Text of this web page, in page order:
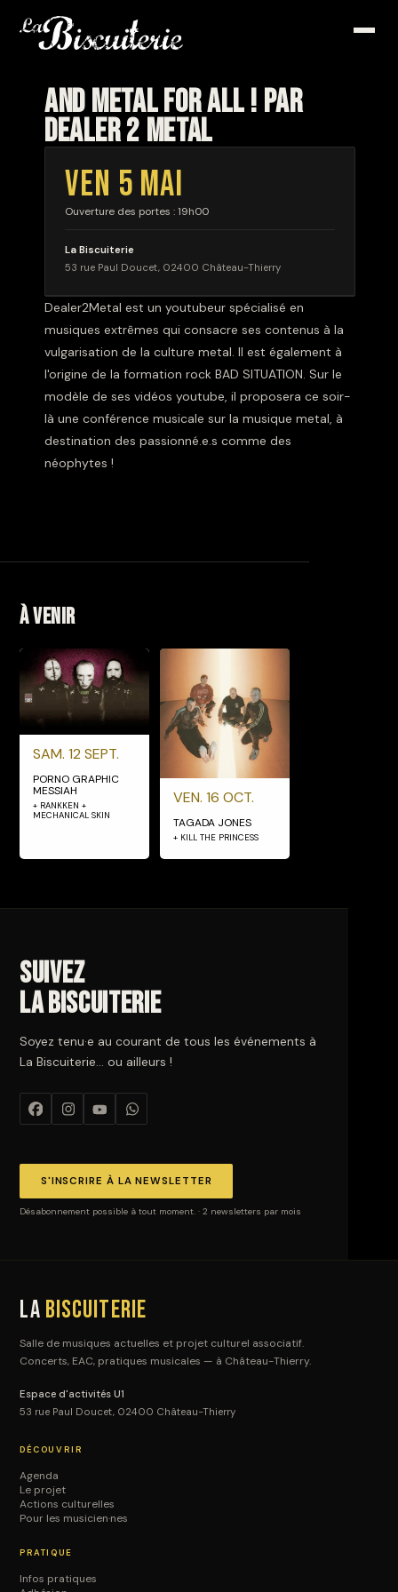
AND METAL FOR ALL ! PAR
DEALER 2 METAL
Dealer2Metal est un youtubeur spécialisé en
musiques extrêmes qui consacre ses contenus à la
vulgarisation de la culture metal. Il est également à
l'origine de la formation rock BAD SITUATION. Sur le
modèle de ses vidéos youtube, il proposera ce soir-
là une conférence musicale sur la musique metal, à
destination des passionné.e.s comme des
néophytes !
VEN 5 MAI
Ouverture des portes : 19h00
La Biscuiterie
53 rue Paul Doucet, 02400 Château-Thierry
À venir
SAM. 12 SEPT.
PORNO GRAPHIC
MESSIAH
+ RANKKEN +
MECHANICAL SKIN
VEN. 16 OCT.
TAGADA JONES
+ KILL THE PRINCESS
Suivez
La Biscuiterie
Soyez tenu·e au courant de tous les événements à
La Biscuiterie… ou ailleurs !
S'INSCRIRE À LA NEWSLETTER
Désabonnement possible à tout moment. · 2 newsletters par mois
La Biscuiterie
Salle de musiques actuelles et projet culturel associatif.
Concerts, EAC, pratiques musicales — à Château-Thierry.
Espace d'activités U1
53 rue Paul Doucet, 02400 Château-Thierry
DÉCOUVRIR
Agenda
Le projet
Actions culturelles
Pour les musicien·nes
PRATIQUE
Infos pratiques